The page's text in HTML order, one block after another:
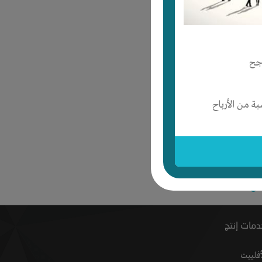
من الأرباح
إلى رأس مال
إلى مكان
إلى خبرة
إلى تسويق
إنتج